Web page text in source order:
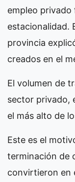
empleo privado
estacionalidad.
provincia
creados en el
El volumen de
sector privado,
el más alto de
Este es el
terminación de
convirtieron en